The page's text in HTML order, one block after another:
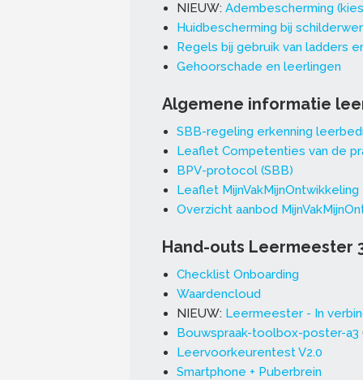
NIEUW: Adembescherming
Huidbescherming bij
Regels bij gebruik van ladders
Gehoorschade en leerlingen
Algemene informatie
SBB-regeling erkenning
Leaflet Competenties van de
BPV-protocol (SBB)
Leaflet MijnVakMijnOntwikkeling
Overzicht aanbod
Hand-outs Leermeester
Checklist Onboarding
Waardencloud
NIEUW: Leermeester - In
Bouwspraak-toolbox-poster-a3
Leervoorkeurentest V2.0
Smartphone + Puberbrein